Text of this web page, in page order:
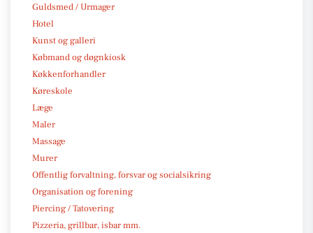
Guldsmed / Urmager
Hotel
Kunst og galleri
Købmand og døgnkiosk
Køkkenforhandler
Køreskole
Læge
Maler
Massage
Murer
Offentlig forvaltning, forsvar og socialsikring
Organisation og forening
Piercing / Tatovering
Pizzeria, grillbar, isbar mm.